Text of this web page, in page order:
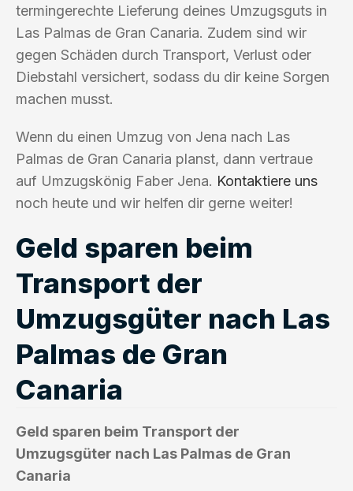
termingerechte Lieferung deines Umzugsguts in
Las Palmas de Gran Canaria. Zudem sind wir
gegen Schäden durch Transport, Verlust oder
Diebstahl versichert, sodass du dir keine Sorgen
machen musst.
Wenn du einen Umzug von Jena nach Las
Palmas de Gran Canaria planst, dann vertraue
auf Umzugskönig Faber Jena. Kontaktiere uns
noch heute und wir helfen dir gerne weiter!
Geld sparen beim
Transport der
Umzugsgüter nach Las
Palmas de Gran
Canaria
Geld sparen beim Transport der
Umzugsgüter nach Las Palmas de Gran
Canaria